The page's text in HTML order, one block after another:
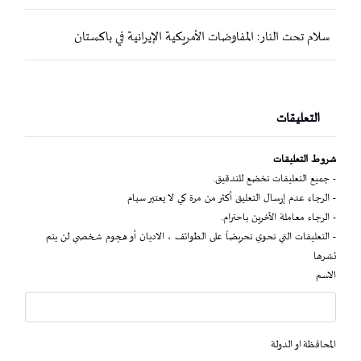
سلام تحت النار: المفاوضات الأمريكية الإيرانية في باكستان
التعليقات
شروط التعليقات
- جميع التعليقات تخضع للتدقيق.
- الرجاء عدم إرسال التعليق أكثر من مرة كي لا يعتبر سبام
- الرجاء معاملة الآخرين باحترام.
- التعليقات التي تحوي تحريضاً على الطوائف ، الاديان أو هجوم شخصي لن يتم
نشرها
الاسم
المحافظة او الدولة